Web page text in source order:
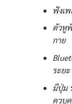
ฟังเ
ตัวหู
กาย
ระย
มีปุ่ม
ควบ